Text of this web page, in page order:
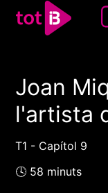
00:00
Joan
l'artista
T1 - Capítol 9
🕓 58 minuts